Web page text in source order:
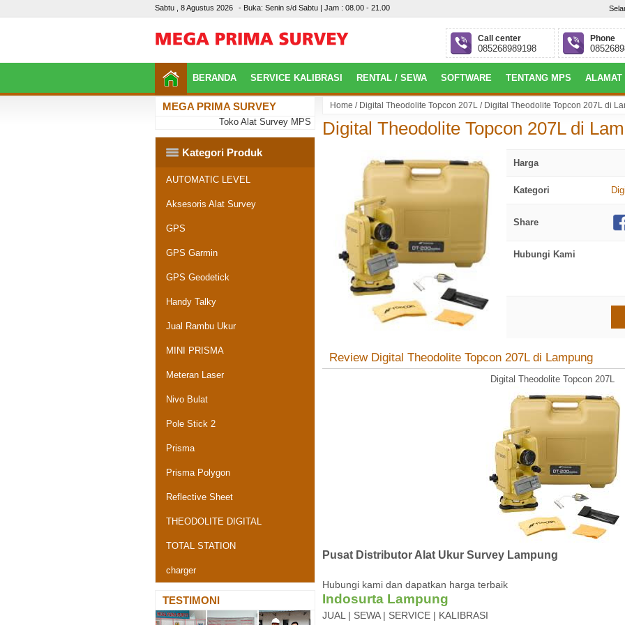
Sabtu , 8 Agustus 2026 - Buka: Senin s/d Sabtu | Jam : 08.00 - 21.00
Call center
085268989198
Phone
BERANDA SERVICE KALIBRASI RENTAL / SEWA SOFTWARE TENTANG MPS ALAMAT
Home / Digital Theodolite Topcon 207L / Digital Theodolite Topcon 207L di
Digital Theodolite Topcon 207L di
Harga
Kategori
Share
Hubungi Kami
Review Digital Theodolite Topcon 207L di Lampung
Digital Theodolite Topcon 207L
Pusat Distributor Alat Ukur Survey Lampung
Hubungi kami dan dapatkan harga terbaik
Indosurta Lampung
JUAL | SEWA | SERVICE | KALIBRASI
MEGA PRIMA SURVEY
Toko Alat Survey MPS Palembang : Jl. Jepang, Perumahan Villa Gardena 4 Blok.P No.09, Alang-
Kategori Produk
AUTOMATIC LEVEL
Aksesoris Alat Survey
GPS
GPS Garmin
GPS Geodetick
Handy Talky
Jual Rambu Ukur
MINI PRISMA
Meteran Laser
Nivo Bulat
Pole Stick 2
Prisma
Prisma Polygon
Reflective Sheet
THEODOLITE DIGITAL
TOTAL STATION
charger
TESTIMONI